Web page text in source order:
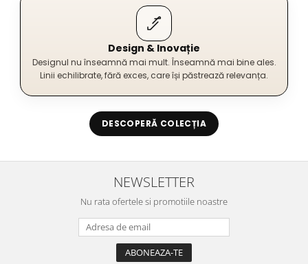
Design & Inovație
Designul nu înseamnă mai mult. Înseamnă mai bine ales.
Linii echilibrate, fără exces, care își păstrează relevanța.
DESCOPERĂ COLECȚIA
NEWSLETTER
Nu rata ofertele si promotiile noastre